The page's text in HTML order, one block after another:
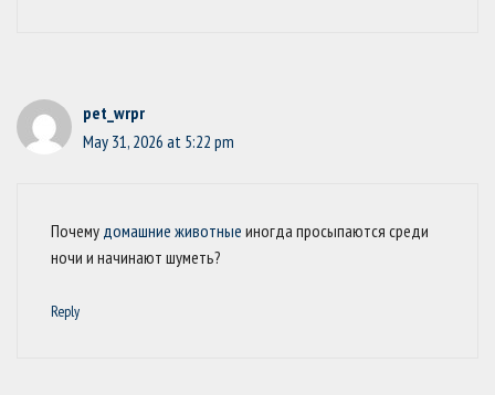
pet_wrpr
May 31, 2026 at 5:22 pm
Почему домашние животные иногда просыпаются среди
ночи и начинают шуметь?
Reply